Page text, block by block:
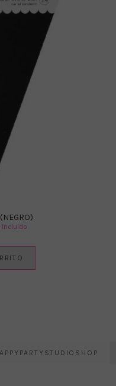
Incluido